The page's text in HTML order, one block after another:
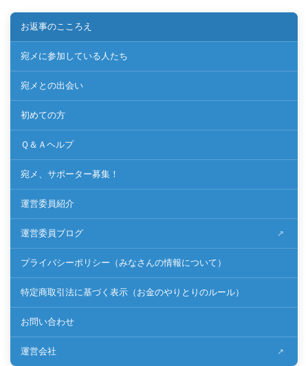
お返事のこころえ
宛メに参加している人たち
宛メとの出会い
初めての方
Ｑ＆Ａヘルプ
宛メ、サポーター募集！
運営委員紹介
運営委員ブログ
プライバシーポリシー（みなさんの情報について）
特定商取引法に基づく表示（お金のやりとりのルール）
お問い合わせ
運営会社